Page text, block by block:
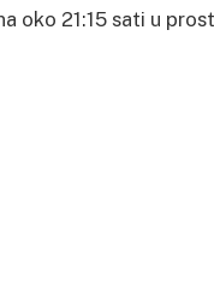
oko 21:15 sati u